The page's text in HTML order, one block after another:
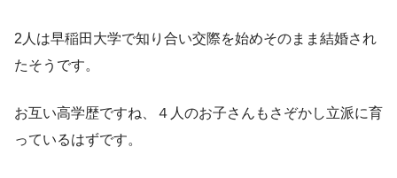
2人は早稲田大学で知り合い交際を始めそのまま結婚され
たそうです。
お互い高学歴ですね、４人のお子さんもさぞかし立派に育
っているはずです。